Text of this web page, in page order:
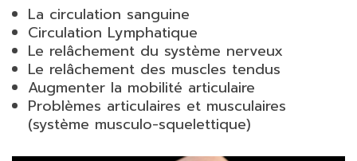
La circulation sanguine
Circulation Lymphatique
Le relâchement du système nerveux
Le relâchement des muscles tendus
Augmenter la mobilité articulaire
Problèmes articulaires et musculaires
(système musculo-squelettique)